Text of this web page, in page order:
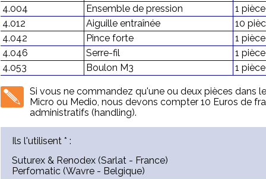
4.004
Ensemble de pression
1 pièce
4.012
Aiguille entraînée
10
4.042
Pince forte
1 pièce
4.046
Serre-fil
1 pièce
4.053
Boulon M3 1 pièce
Si vous ne commandez qu'une ou deux pièces dans
Micro ou Medio, nous devons compter 10 Euros de
administratifs (handling).
Ils l'utilisent * :
Suturex & Renodex (Sarlat - France)
Perfomatic (Wavre - Belgique)